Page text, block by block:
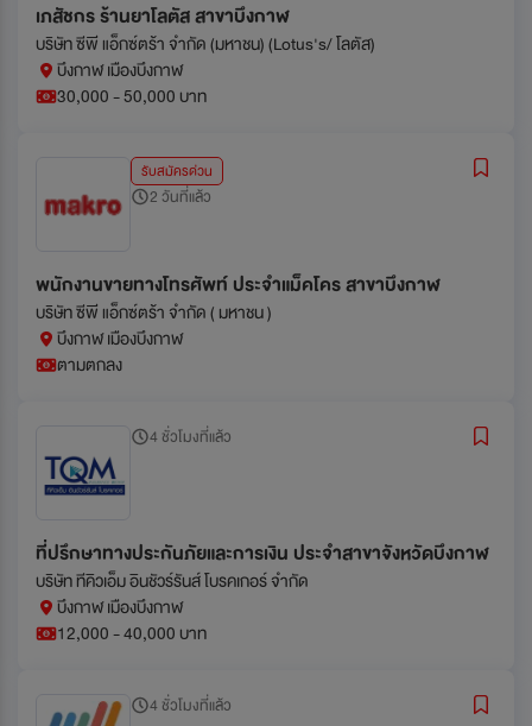
เภสัชกร ร้านยาโลตัส สาขาบึงกาฬ
บริษัท ซีพี แอ็กซ์ตร้า จำกัด (มหาชน) (Lotus's/ โลตัส)
บึงกาฬ เมืองบึงกาฬ
30,000 - 50,000 บาท
รับสมัครด่วน
2 วันที่แล้ว
พนักงานขายทางโทรศัพท์ ประจำแม็คโคร สาขาบึงกาฬ
บริษัท ซีพี แอ็กซ์ตร้า จำกัด ( มหาชน )
บึงกาฬ เมืองบึงกาฬ
ตามตกลง
4 ชั่วโมงที่แล้ว
ที่ปรึกษาทางประกันภัยและการเงิน ประจำสาขาจังหวัดบึงกาฬ
บริษัท ทีคิวเอ็ม อินชัวร์รันส์ โบรคเกอร์ จำกัด
บึงกาฬ เมืองบึงกาฬ
12,000 - 40,000 บาท
4 ชั่วโมงที่แล้ว